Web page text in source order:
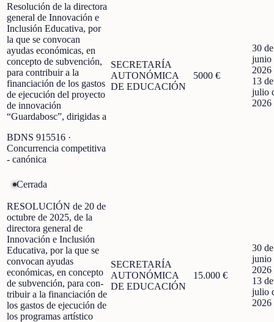
Resolución de la directora
general de Innovación e
Inclusión Educativa, por
la que se convocan
ayudas económicas, en
concepto de subvención,
para contribuir a la
financiación de los gastos
de ejecución del proyecto
de innovación
“Guardabosc”, dirigidas a
BDNS 915516 ·
Concurrencia competitiva
- canónica
SECRETARÍA
AUTONÓMICA
DE EDUCACIÓN
5000 €
30 de
junio
2026
13 de
julio
2026
Cerrada
RESOLUCIÓN de 20 de
octubre de 2025, de la
directora general de
Innovación e Inclusión
Educativa, por la que se
convocan ayudas
económicas, en concepto
de subvención, para con-
tribuir a la financiación de
los gastos de ejecución de
los programas artístico
SECRETARÍA
AUTONÓMICA
DE EDUCACIÓN
15.000 €
30 de
junio
2026
13 de
julio
2026